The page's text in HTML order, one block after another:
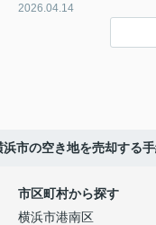
2026.04.14
浜市の空き地を売却する
市区町村から探す
横浜市港南区